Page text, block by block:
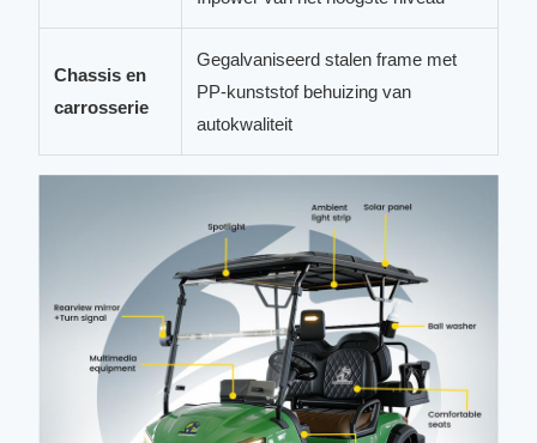
Chassis en
carrosserie
Gegalvaniseerd stalen frame met
PP-kunststof behuizing van
autokwaliteit